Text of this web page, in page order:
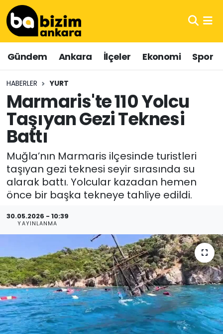
Gündem Ankara İlçeler Ekonomi Spor
HABERLER YURT
Marmaris'te 110 Yolcu
Taşıyan Gezi Teknesi
Battı
Muğla’nın Marmaris ilçesinde turistleri
taşıyan gezi teknesi seyir sırasında su
alarak battı. Yolcular kazadan hemen
önce bir başka tekneye tahliye edildi.
30.05.2026 - 10:39
YAYINLANMA
Hava Durumu
Trafik Durumu
Süper Lig Puan Durumu ve Fikstür
Tüm Manşetler
Son Dakika Haberleri
Haber Arşivi